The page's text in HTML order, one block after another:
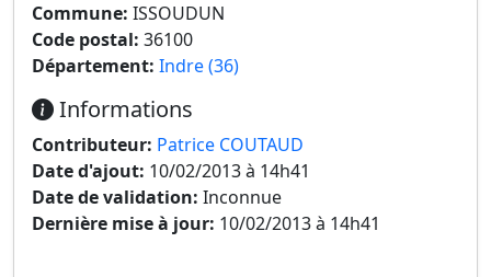
Commune: ISSOUDUN
Code postal: 36100
Département: Indre (36)
Informations
Contributeur: Patrice COUTAUD
Date d'ajout: 10/02/2013 à 14h41
Date de validation: Inconnue
Dernière mise à jour: 10/02/2013 à 14h41